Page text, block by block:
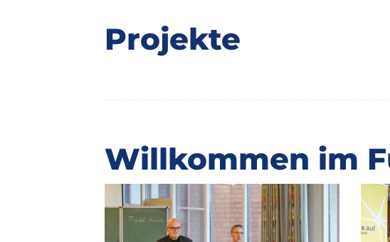
Projekte
Willkommen im